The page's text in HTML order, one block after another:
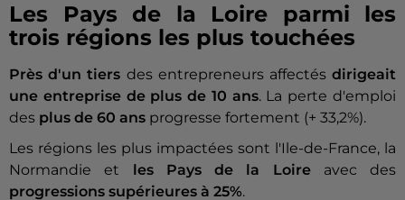
Les Pays de la Loire parmi les
trois régions les plus touchées
Près d'un tiers des entrepreneurs affectésdirigeait
une entreprise de plus de 10 ans. La perte d'emploi
des plus de 60 ans progresse fortement (+ 33,2%).
Les régions les plus impactées sont l'Ile-de-France, la
Normandie et les Pays de la Loireavec des
progressions supérieures à 25%.